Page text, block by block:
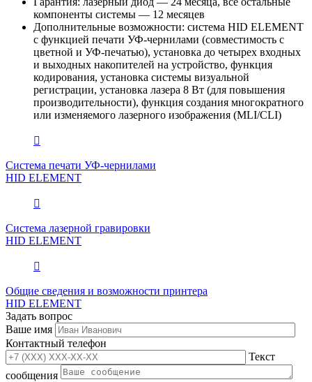
компоненты системы — 12 месяцев
Дополнительные возможности: система HID ELEMENT
с функцией печати УФ-чернилами (совместимость с
цветной и УФ-печатью), установка до четырех входных
и выходных накопителей на устройство, функция
кодирования, установка системы визуальной
регистрации, установка лазера 8 Вт (для повышения
производительности), функция создания многократного
или изменяемого лазерного изображения (MLI/CLI)
Система печати УФ-чернилами
HID ELEMENT
Система лазерной гравировки
HID ELEMENT
Общие сведения и возможности принтера
HID ELEMENT
Задать вопрос
Ваше имя
Контактный телефон
Текст
сообщения